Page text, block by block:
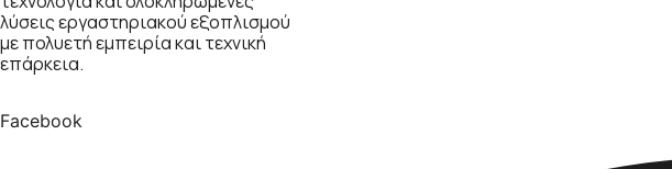
λύσεις εργαστηριακού εξοπλισμού
με πολυετή εμπειρία και τεχνική
επάρκεια.
Facebook